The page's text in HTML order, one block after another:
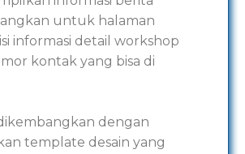
untuk halaman
informasi detail workshop
kontak yang bisa di
dengan
template desain yang